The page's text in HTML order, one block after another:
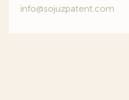
info@sojuzpatent.com